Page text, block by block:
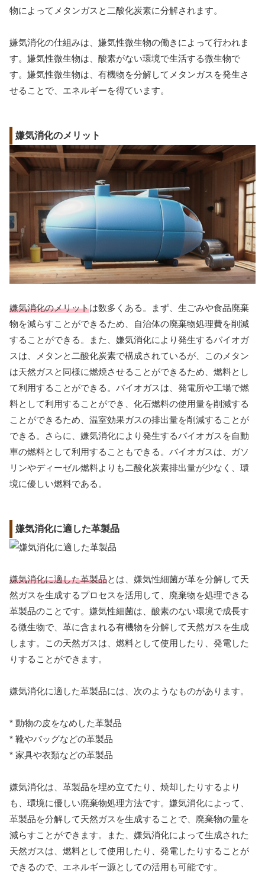
物によってメタンガスと二酸化炭素に分解されます。
嫌気消化の仕組みは、嫌気性微生物の働きによって行われま
す。嫌気性微生物は、酸素がない環境で生活する微生物で
す。嫌気性微生物は、有機物を分解してメタンガスを発生さ
せることで、エネルギーを得ています。
嫌気消化のメリット
嫌気消化のメリットは数多くある。まず、生ごみや食品廃棄
物を減らすことができるため、自治体の廃棄物処理費を削減
することができる。また、嫌気消化により発生するバイオガ
スは、メタンと二酸化炭素で構成されているが、このメタン
は天然ガスと同様に燃焼させることができるため、燃料とし
て利用することができる。バイオガスは、発電所や工場で燃
料として利用することができ、化石燃料の使用量を削減する
ことができるため、温室効果ガスの排出量を削減することが
できる。さらに、嫌気消化により発生するバイオガスを自動
車の燃料として利用することもできる。バイオガスは、ガソ
リンやディーゼル燃料よりも二酸化炭素排出量が少なく、環
境に優しい燃料である。
嫌気消化に適した革製品
嫌気消化に適した革製品とは、嫌気性細菌が革を分解して天
然ガスを生成するプロセスを活用して、廃棄物を処理できる
革製品のことです。嫌気性細菌は、酸素のない環境で成長す
る微生物で、革に含まれる有機物を分解して天然ガスを生成
します。この天然ガスは、燃料として使用したり、発電した
りすることができます。
嫌気消化に適した革製品には、次のようなものがあります。
* 動物の皮をなめした革製品
* 靴やバッグなどの革製品
* 家具や衣類などの革製品
嫌気消化は、革製品を埋め立てたり、焼却したりするより
も、環境に優しい廃棄物処理方法です。嫌気消化によって、
革製品を分解して天然ガスを生成することで、廃棄物の量を
減らすことができます。また、嫌気消化によって生成された
天然ガスは、燃料として使用したり、発電したりすることが
できるので、エネルギー源としての活用も可能です。